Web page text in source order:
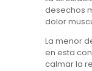
desechos
dolor
La menor
en esta
calmar la